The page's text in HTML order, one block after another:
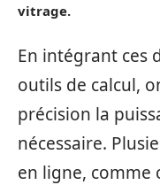
vitrage.
En intégrant ces
outils de calcul,
précision la
nécessaire.
en ligne, comme